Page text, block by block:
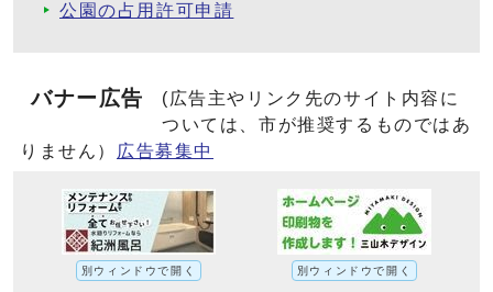
公園の占用許可申請
バナー広告
(広告主やリンク先のサイト内容に
ついては、市が推奨するものではあ
りません）
広告募集中
別ウィンドウで開く 別ウィンドウで開く